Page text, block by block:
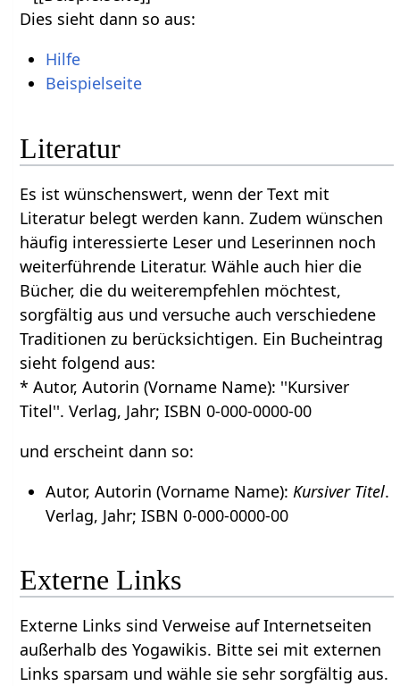
Dies sieht dann so aus:
Hilfe
Beispielseite
Literatur
Es ist wünschenswert, wenn der Text mit
Literatur belegt werden kann. Zudem wünschen
häufig interessierte Leser und Leserinnen noch
weiterführende Literatur. Wähle auch hier die
Bücher, die du weiterempfehlen möchtest,
sorgfältig aus und versuche auch verschiedene
Traditionen zu berücksichtigen. Ein Bucheintrag
sieht folgend aus:
* Autor, Autorin (Vorname Name): ''Kursiver
Titel''. Verlag, Jahr; ISBN 0-000-0000-00
und erscheint dann so:
Autor, Autorin (Vorname Name): Kursiver Titel.
Verlag, Jahr; ISBN 0-000-0000-00
Externe Links
Externe Links sind Verweise auf Internetseiten
außerhalb des Yogawikis. Bitte sei mit externen
Links sparsam und wähle sie sehr sorgfältig aus.